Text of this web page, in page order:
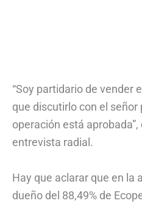
“Soy partidario de vender
que discutirlo con el señor
operación está
entrevista radial.
Hay que aclarar que en la
dueño del 88,49% de